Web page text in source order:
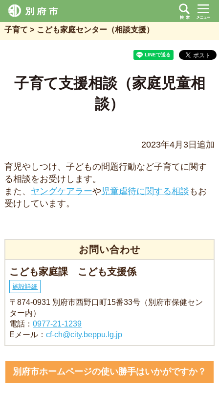
子育て こども家庭センター（相談支援）
子育て支援相談（家庭児童相
談）
2023年4月3日追加
育児やしつけ、子どもの問題行動など子育てに関す
る相談をお受けします。
また、 ヤングケアラーや 児童虐待に関する相談 もお
受けしています。
お問い合わせ
こども家庭課 こども支援係
施設詳細
〒874-0931 別府市西野口町15番33号（別府市保健セン
ター内）
電話：0977-21-1239
Eメール：cf-ch@city.beppu.lg.jp
別府市ホームページの使い勝手はいかがですか？